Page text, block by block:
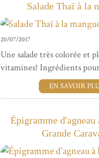
Salade Thaï à la
20/07/2017
Une salade très colorée et
vitamines! Ingrédients
EN SAVOIR
Épigramme d'agneau
Grande